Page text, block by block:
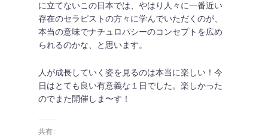
に立てないこの日本では、やはり人々に一番近い
存在のセラピストの方々に学んでいただくのが、
本当の意味でナチュロパシーのコンセプトを広め
られるのかな、と思います。
人が成長していく姿を見るのは本当に楽しい！今
日はとても良い有意義な１日でした。楽しかった
のでまた開催しま〜す！
共有: